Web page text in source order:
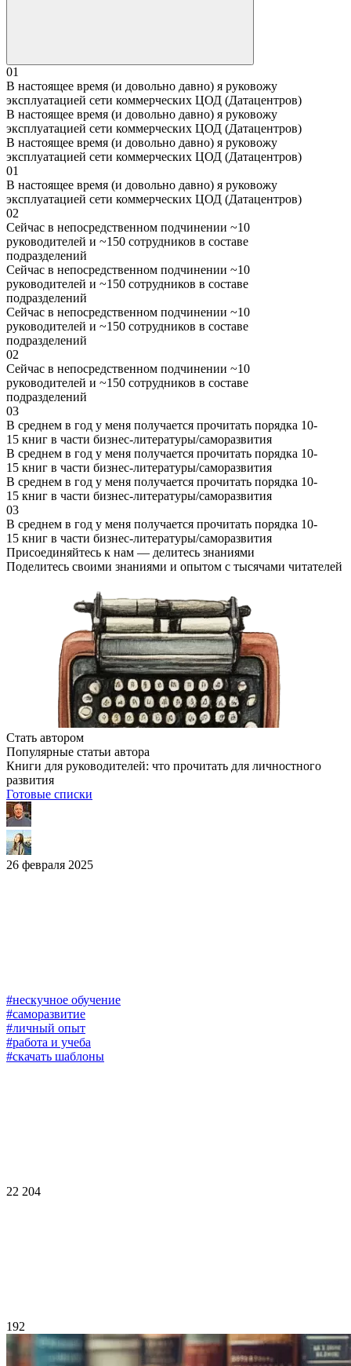
01
В настоящее время (и довольно давно) я руковожу
эксплуатацией сети коммерческих ЦОД (Датацентров)
В настоящее время (и довольно давно) я руковожу
эксплуатацией сети коммерческих ЦОД (Датацентров)
В настоящее время (и довольно давно) я руковожу
эксплуатацией сети коммерческих ЦОД (Датацентров)
01
В настоящее время (и довольно давно) я руковожу
эксплуатацией сети коммерческих ЦОД (Датацентров)
02
Сейчас в непосредственном подчинении ~10
руководителей и ~150 сотрудников в составе
подразделений
Сейчас в непосредственном подчинении ~10
руководителей и ~150 сотрудников в составе
подразделений
Сейчас в непосредственном подчинении ~10
руководителей и ~150 сотрудников в составе
подразделений
02
Сейчас в непосредственном подчинении ~10
руководителей и ~150 сотрудников в составе
подразделений
03
В среднем в год у меня получается прочитать порядка 10-
15 книг в части бизнес-литературы/саморазвития
В среднем в год у меня получается прочитать порядка 10-
15 книг в части бизнес-литературы/саморазвития
В среднем в год у меня получается прочитать порядка 10-
15 книг в части бизнес-литературы/саморазвития
03
В среднем в год у меня получается прочитать порядка 10-
15 книг в части бизнес-литературы/саморазвития
Присоединяйтесь к нам — делитесь знаниями
Поделитесь своими знаниями и опытом с тысячами читателей
Стать автором
Популярные статьи автора
Книги для руководителей: что прочитать для личностного
развития
Готовые списки
26 февраля 2025
#нескучное обучение
#саморазвитие
#личный опыт
#работа и учеба
#скачать шаблоны
22 204
192